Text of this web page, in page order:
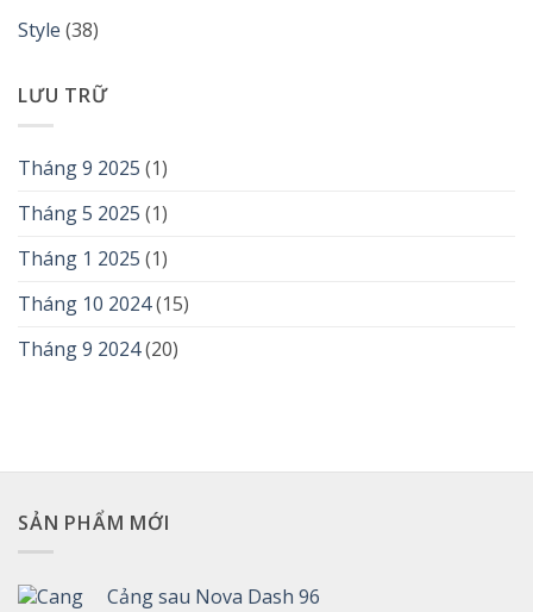
Style (38)
LƯU TRỮ
Tháng 9 2025 (1)
Tháng 5 2025 (1)
Tháng 1 2025 (1)
Tháng 10 2024(15)
Tháng 9 2024(20)
SẢN PHẨM MỚI
Cảng sau Nova Dash 96